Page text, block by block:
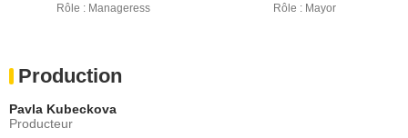
Rôle : Manageress Rôle : Mayor
Production
Pavla Kubeckova
Producteur